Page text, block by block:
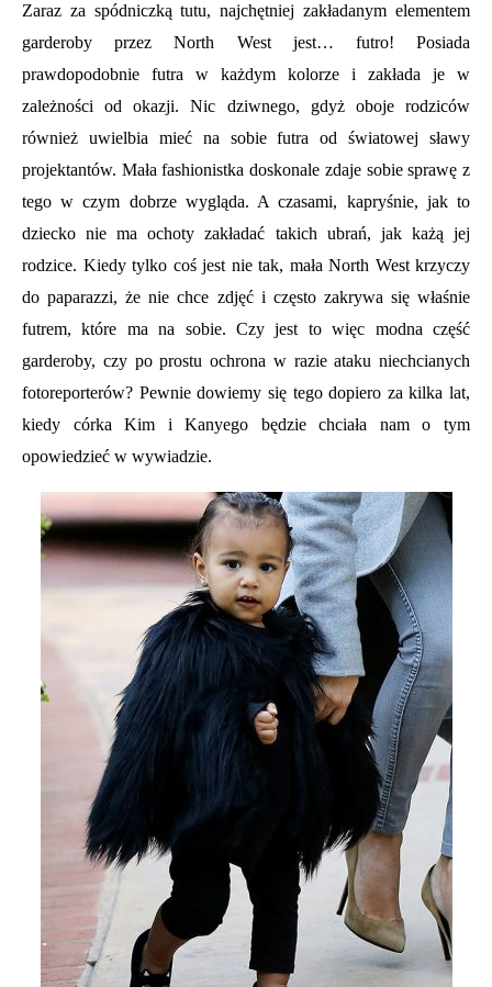
Zaraz za spódniczką tutu, najchętniej zakładanym elementem
garderoby przez North West jest… futro! Posiada
prawdopodobnie futra w każdym kolorze i zakłada je w
zależności od okazji. Nic dziwnego, gdyż oboje rodziców
również uwielbia mieć na sobie futra od światowej sławy
projektantów. Mała fashionistka doskonale zdaje sobie sprawę z
tego w czym dobrze wygląda. A czasami, kapryśnie, jak to
dziecko nie ma ochoty zakładać takich ubrań, jak każą jej
rodzice. Kiedy tylko coś jest nie tak, mała North West krzyczy
do paparazzi, że nie chce zdjęć i często zakrywa się właśnie
futrem, które ma na sobie. Czy jest to więc modna część
garderoby, czy po prostu ochrona w razie ataku niechcianych
fotoreporterów? Pewnie dowiemy się tego dopiero za kilka lat,
kiedy córka Kim i Kanyego będzie chciała nam o tym
opowiedzieć w wywiadzie.